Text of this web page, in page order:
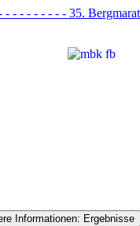
- - - - - - - - 35.
Informationen: Ergebnisse